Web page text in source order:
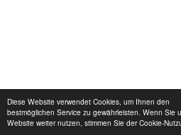
Diese Website verwendet Cookies, um Ihnen den
bestmöglichen Service zu gewährleisten. Wenn Sie
Website weiter nutzen, stimmen Sie der Cookie-